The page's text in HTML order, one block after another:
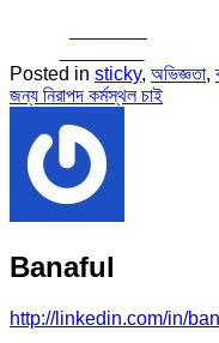
Posted in sticky, অভিজ্ঞতা,
জন্য নিরাপদ কর্মস্থল চাই
Banaful
http://linkedin.com/in/